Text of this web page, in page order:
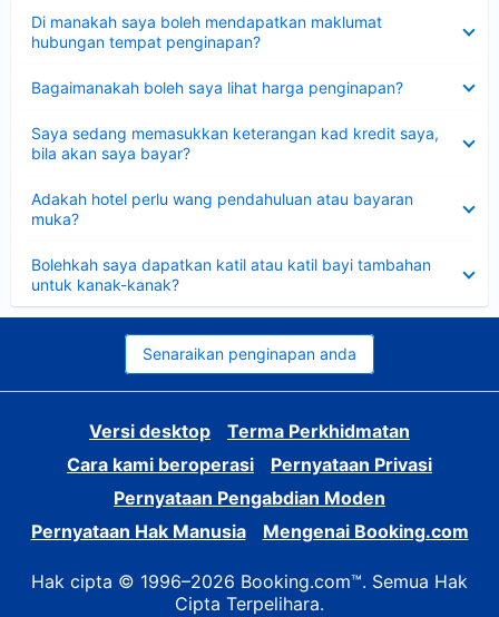
Di manakah saya boleh mendapatkan maklumat
hubungan tempat penginapan?
Bagaimanakah boleh saya lihat harga penginapan?
Saya sedang memasukkan keterangan kad kredit saya,
bila akan saya bayar?
Adakah hotel perlu wang pendahuluan atau bayaran
muka?
Bolehkah saya dapatkan katil atau katil bayi tambahan
untuk kanak-kanak?
Senaraikan penginapan anda
Versi desktop
Terma Perkhidmatan
Cara kami beroperasi
Pernyataan Privasi
Pernyataan Pengabdian Moden
Pernyataan Hak Manusia
Mengenai Booking.com
Hak cipta © 1996–2026 Booking.com™. Semua Hak
Cipta Terpelihara.